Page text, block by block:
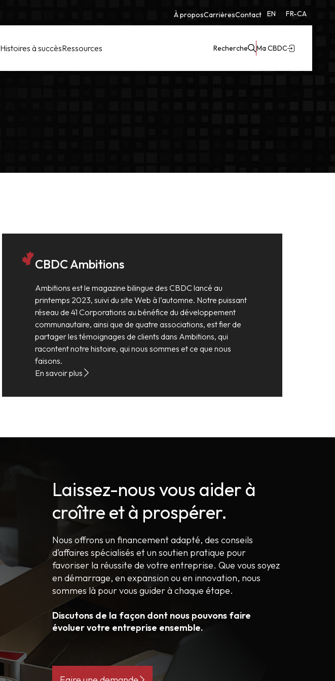
À proposCarrièresContact EN FR-CA
Histoires à succèsRessources Recherche Ma CBDC
CBDC Ambitions
Ambitions est le magazine bilingue des CBDC lancé au
printemps 2023, suivi du site Web à l’automne. Notre puissant
réseau de 41 Corporations au bénéfice du développement
communautaire, ainsi que de quatre associations, est fier de
partager les témoignages de clients dans Ambitions, qui
racontent notre histoire, qui nous sommes et ce que nous
faisons.
En savoir plus
Laissez-nous vous aider à
croître et à prospérer.
Nous offrons un financement adapté, des conseils
d’affaires spécialisés et un soutien pratique pour
favoriser la réussite de votre entreprise. Que vous soyez
en démarrage, en expansion ou en innovation, nous
sommes là pour vous guider à chaque étape.
Discutons de la façon dont nous pouvons faire
évoluer votre entreprise ensemble.